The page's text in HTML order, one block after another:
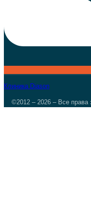
Клиника Diason
©2012 – 2026 – Все права